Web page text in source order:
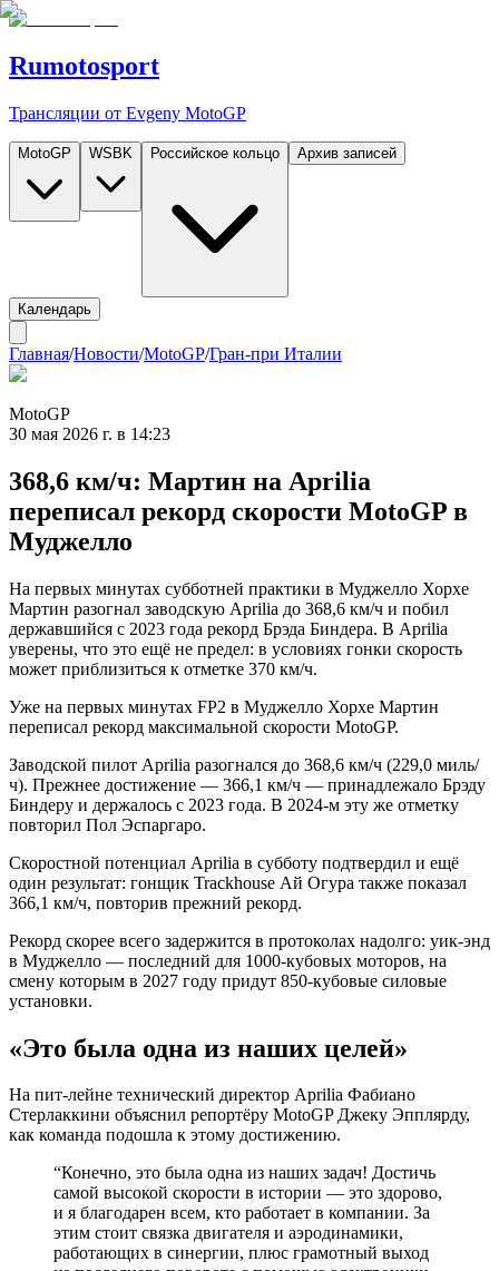
Rumotosport
Трансляции от Evgeny MotoGP
MotoGP WSBK Российское кольцо Архив записей
Календарь
Главная/Новости/MotoGP/Гран-при Италии
MotoGP
30 мая 2026 г. в 14:23
368,6 км/ч: Мартин на Aprilia
переписал рекорд скорости MotoGP в
Муджелло
На первых минутах субботней практики в Муджелло Хорхе
Мартин разогнал заводскую Aprilia до 368,6 км/ч и побил
державшийся с 2023 года рекорд Брэда Биндера. В Aprilia
уверены, что это ещё не предел: в условиях гонки скорость
может приблизиться к отметке 370 км/ч.
Уже на первых минутах FP2 в Муджелло Хорхе Мартин
переписал рекорд максимальной скорости MotoGP.
Заводской пилот Aprilia разогнался до 368,6 км/ч (229,0 миль/
ч). Прежнее достижение — 366,1 км/ч — принадлежало Брэду
Биндеру и держалось с 2023 года. В 2024-м эту же отметку
повторил Пол Эспаргаро.
Скоростной потенциал Aprilia в субботу подтвердил и ещё
один результат: гонщик Trackhouse Ай Огура также показал
366,1 км/ч, повторив прежний рекорд.
Рекорд скорее всего задержится в протоколах надолго: уик-энд
в Муджелло — последний для 1000-кубовых моторов, на
смену которым в 2027 году придут 850-кубовые силовые
установки.
«Это была одна из наших целей»
На пит-лейне технический директор Aprilia Фабиано
Стерлаккини объяснил репортёру MotoGP Джеку Эпплярду,
как команда подошла к этому достижению.
“Конечно, это была одна из наших задач! Достичь
самой высокой скорости в истории — это здорово,
и я благодарен всем, кто работает в компании. За
этим стоит связка двигателя и аэродинамики,
работающих в синергии, плюс грамотный выход